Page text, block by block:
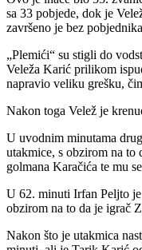
sa 33 pobjede, dok je
završeno je bez
„Plemići“ su stigli do
Veleža Karić prilikom
napravio veliku grešku,
Nakon toga Velež je
U uvodnim minutama
utakmice, s obzirom na to
golmana Karačića te mu
U 62. minuti Irfan Peljto
obzirom na to da je igrač
Nakon što je utakmica